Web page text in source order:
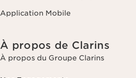
Application Mobile
À propos de Clarins
À propos du Groupe Clarins